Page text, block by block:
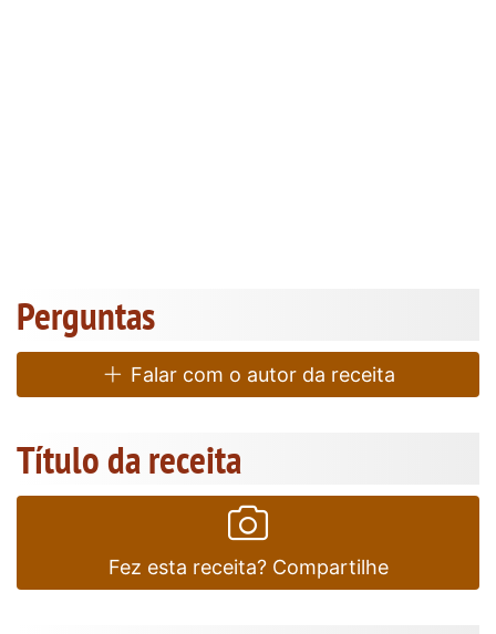
Perguntas
Falar com o autor da receita
Título da receita
Fez esta receita? Compartilhe